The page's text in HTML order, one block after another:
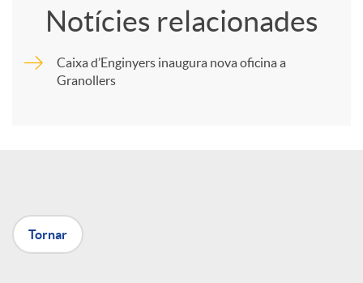
m
t
Notícies relacionades
Caixa d’Enginyers inaugura nova oficina a
Granollers
Tornar